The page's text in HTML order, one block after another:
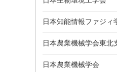
日本知能情報ファジィ
日本農業機械学会東北
日本農業機械学会